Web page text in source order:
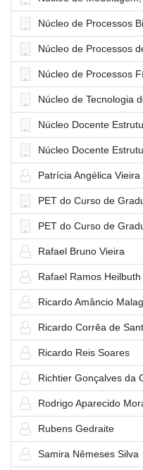
Núcleo de Processos
Núcleo de Processos
Núcleo de Processos
Núcleo de Tecnologia
Núcleo Docente
Núcleo Docente
Patrícia Angélica Vieira
PET do Curso de
PET do Curso de
Rafael Bruno Vieira
Rafael Ramos Heilbuth
Ricardo Amâncio
Ricardo Corrêa de
Ricardo Reis Soares
Richtier Gonçalves da
Rodrigo Aparecido
Rubens Gedraite
Samira Nêmeses Silva